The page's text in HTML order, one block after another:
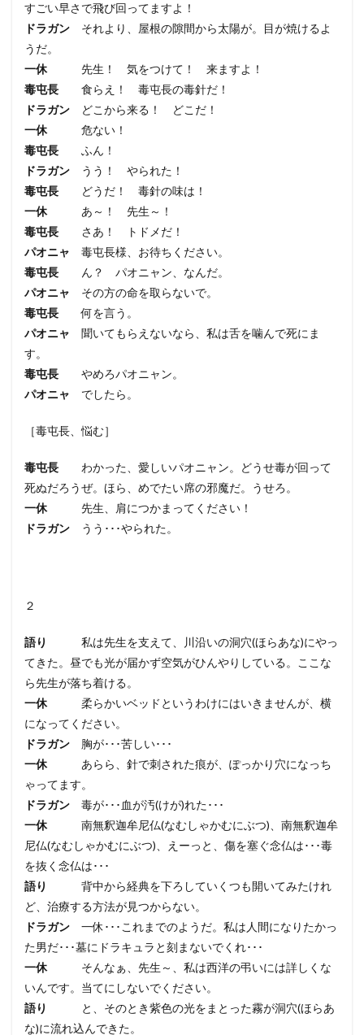
すごい早さで飛び回ってますよ！
ドラガン それより、屋根の隙間から太陽が。目が焼けるよ
うだ。
一休先生！ 気をつけて！ 来ますよ！
毒屯長 食らえ！ 毒屯長の毒針だ！
ドラガン どこから来る！ どこだ！
一休危ない！
毒屯長 ふん！
ドラガン うう！ やられた！
毒屯長 どうだ！ 毒針の味は！
一休あ～！ 先生～！
毒屯長 さあ！ トドメだ！
パオニャ 毒屯長様、お待ちください。
毒屯長 ん？ パオニャン、なんだ。
パオニャ その方の命を取らないで。
毒屯長 何を言う。
パオニャ 聞いてもらえないなら、私は舌を噛んで死にま
す。
毒屯長 やめろパオニャン。
パオニャ でしたら。
［毒屯長、悩む］
毒屯長 わかった、愛しいパオニャン。どうせ毒が回って
死ぬだろうぜ。ほら、めでたい席の邪魔だ。うせろ。
一休先生、肩につかまってください！
ドラガン うう･･･やられた。
２
語り
私は先生を支えて、川沿いの洞穴(ほらあな)にやっ
てきた。昼でも光が届かず空気がひんやりしている。ここな
ら先生が落ち着ける。
一休柔らかいベッドというわけにはいきませんが、横
になってください。
ドラガン 胸が･･･苦しい･･･
一休あらら、針で刺された痕が、ぽっかり穴になっち
ゃってます。
ドラガン 毒が･･･血が汚(けが)れた･･･
一休南無釈迦牟尼仏(なむしゃかむにぶつ)、南無釈迦牟
尼仏(なむしゃかむにぶつ)、えーっと、傷を塞ぐ念仏は･･･毒
を抜く念仏は･･･
語り
背中から経典を下ろしていくつも開いてみたけれ
ど、治療する方法が見つからない。
ドラガン 一休･･･これまでのようだ。私は人間になりたかっ
た男だ･･･墓にドラキュラと刻まないでくれ･･･
一休そんなぁ、先生～、私は西洋の弔いには詳しくな
いんです。当てにしないでください。
語り
と、そのとき紫色の光をまとった霧が洞穴(ほらあ
な)に流れ込んできた。